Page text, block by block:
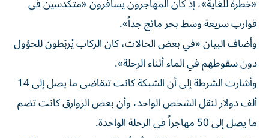
قوارب سريعة وسط بحر مائج جداً».
وأضاف البيان «في بعض الحالات، كان الركاب يُربَطون للحؤول
دون سقوطهم في الماء أثناء الرحلة».
وأشارت الشرطة إلى أن الشبكة كانت تتقاضى ما يصل إلى 14
ألف دولار لنقل الشخص الواحد، وأن بعض الزوارق كانت تضم
ما يصل إلى 50 مهاجراً في الرحلة الواحدة.